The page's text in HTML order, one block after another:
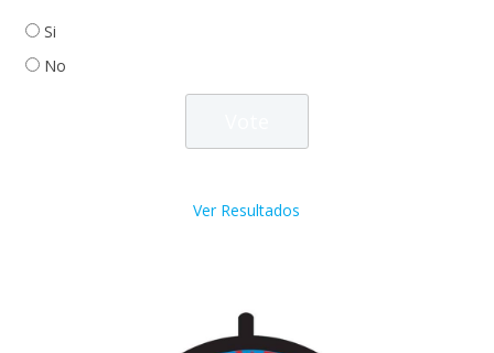
Si
No
Ver Resultados